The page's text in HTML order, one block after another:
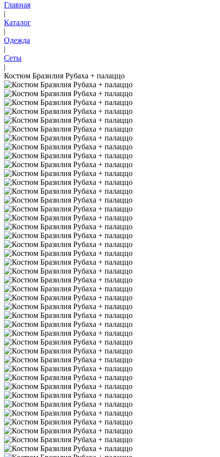
Главная
|
Каталог
|
Одежда
|
Сеты
|
Костюм Бразилия Рубаха + палаццо